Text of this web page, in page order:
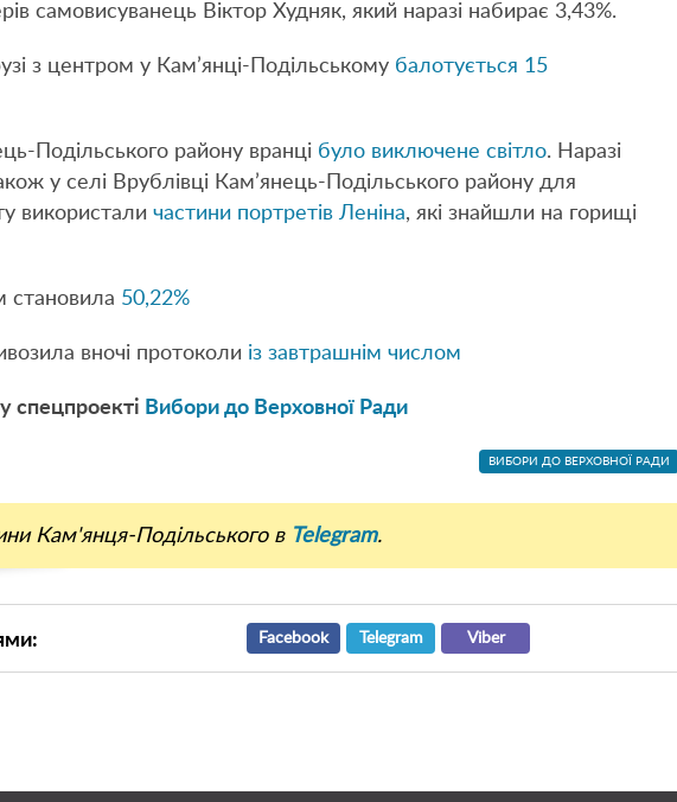
самовисуванець Віктор Худняк, який наразі набирає 3,43%.
з центром у Кам’янці-Подільському балотується 15
Подільського району вранці було виключене світло. Наразі
у селі Врублівці Кам’янець-Подільського району для
використали частини портретів Леніна, які знайшли на горищі
становила 50,22%
вночі протоколи із завтрашнім числом
спецпроекті Вибори до Верховної Ради
ВИБОРИ ДО ВЕРХОВНОЇ РАДИ
Кам'янця-Подільського в Telegram.
Facebook Telegram Viber